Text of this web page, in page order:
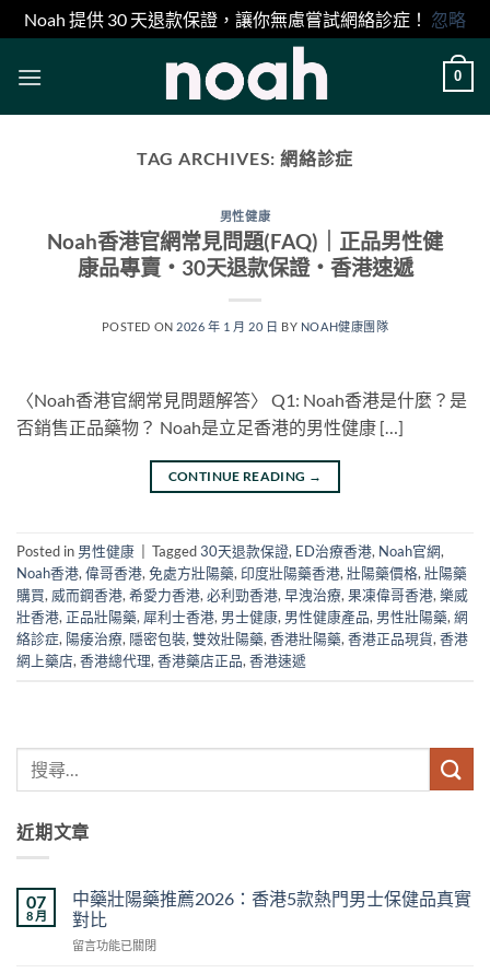
Noah 提供 30 天退款保證，讓你無慮嘗試網絡診症！ 忽略
0
TAG ARCHIVES: 網絡診症
男性健康
Noah香港官網常見問題(FAQ)｜正品男性健
康品專賣・30天退款保證・香港速遞
POSTED ON 2026 年 1 月 20 日 BY NOAH健康團隊
〈Noah香港官網常見問題解答〉 Q1: Noah香港是什麼？是
否銷售正品藥物？ Noah是立足香港的男性健康 […]
CONTINUE READING →
Posted in 男性健康 Tagged30天退款保證, ED治療香港, Noah官網,
Noah香港, 偉哥香港, 免處方壯陽藥, 印度壯陽藥香港, 壯陽藥價格, 壯陽藥
購買, 威而鋼香港, 希愛力香港, 必利勁香港, 早洩治療, 果凍偉哥香港, 樂威
壯香港, 正品壯陽藥, 犀利士香港, 男士健康, 男性健康產品, 男性壯陽藥, 網
絡診症, 陽痿治療, 隱密包裝, 雙效壯陽藥, 香港壯陽藥, 香港正品現貨, 香港
網上藥店, 香港總代理, 香港藥店正品, 香港速遞
近期文章
07
8 月
中藥壯陽藥推薦2026：香港5款熱門男士保健品真實
對比
在
留言功能已關閉